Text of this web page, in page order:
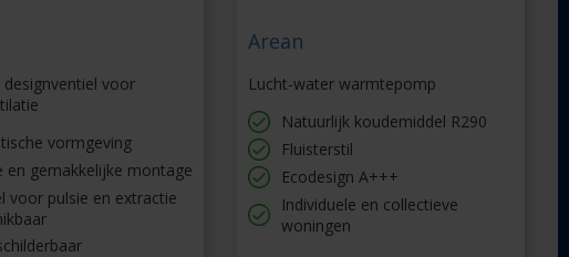
designventiel voor
vormgeving
en gemakkelijke montage
voor pulsie en extractie
Arean
Lucht-water warmtepomp
Natuurlijk koudemiddel R290
Fluisterstil
Ecodesign A+++
Individuele en collectieve
woningen